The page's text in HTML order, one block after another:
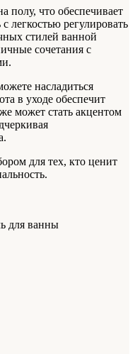
полу, что обеспечивает
легкостью регулировать
стилей ванной
сочетания с
насладиться
в уходе обеспечит
может стать акцентом
для тех, кто ценит
для ванны